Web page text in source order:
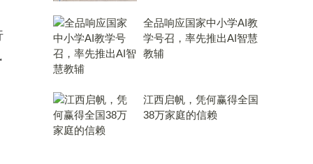
全品响应国家中小学AI教
学号召，率先推出AI智慧
教辅
江西启帆，凭何赢得全国
38万家庭的信赖